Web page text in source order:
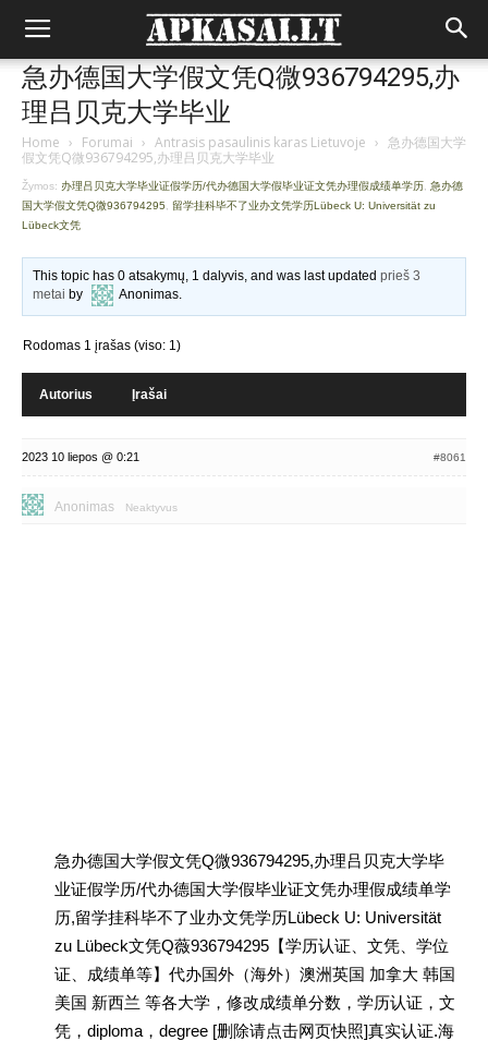
急办德国大学假文凭Q微936794295,办
理吕贝克大学毕业
Home › Forumai › Antrasis pasaulinis karas Lietuvoje › 急办德国大学
假文凭Q微936794295,办理吕贝克大学毕业
Žymos: 办理吕贝克大学毕业证假学历/代办德国大学假毕业证文凭办理假成绩单学历 急办德
国大学假文凭Q微936794295
留学挂科毕不了业办文凭学历Lübeck U: Universität zu
Lübeck文凭
This topic has 0 atsakymų, 1 dalyvis, and was last updatedprieš 3
metai by Anonimas.
Rodomas 1 įrašas (viso: 1)
Autorius Įrašai
2023 10 liepos @ 0:21 #8061
Anonimas Neaktyvus
急办德国大学假文凭Q微936794295,办理吕贝克大学毕
业证假学历/代办德国大学假毕业证文凭办理假成绩单学
历,留学挂科毕不了业办文凭学历Lübeck U: Universität
zu Lübeck文凭Q薇936794295【学历认证、文凭、学位
证、成绩单等】代办国外（海外）澳洲英国 加拿大 韩国
美国 新西兰 等各大学，修改成绩单分数，学历认证，文
凭，diploma，degree [删除请点击网页快照]真实认证.海